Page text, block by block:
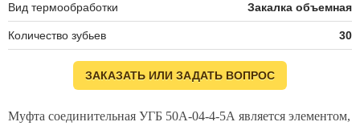
Вид термообработки Закалка объемная
Количество зубьев 30
ЗАКАЗАТЬ ИЛИ ЗАДАТЬ ВОПРОС
Муфта соединительная УГБ 50А-04-4-5А является элементом,